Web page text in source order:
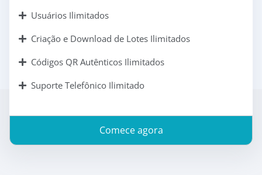
Usuários Ilimitados
Criação e Download de Lotes Ilimitados
Códigos QR Autênticos Ilimitados
Suporte Telefônico Ilimitado
Comece agora